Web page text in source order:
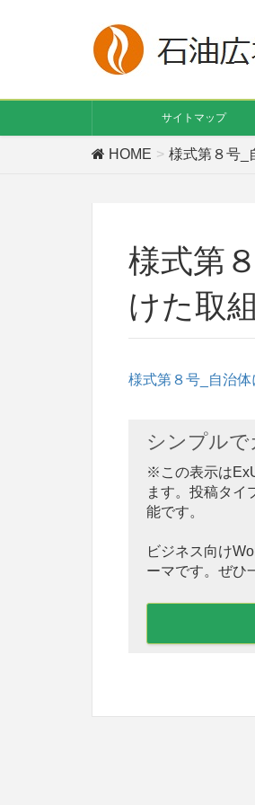
サイトマップ
HOME 様式第８号_
様式第
けた取
様式第８号_自治
シンプル
※この表示は
ます。投稿タイ
能です。
ビジネス向け
ーマです。ぜひ